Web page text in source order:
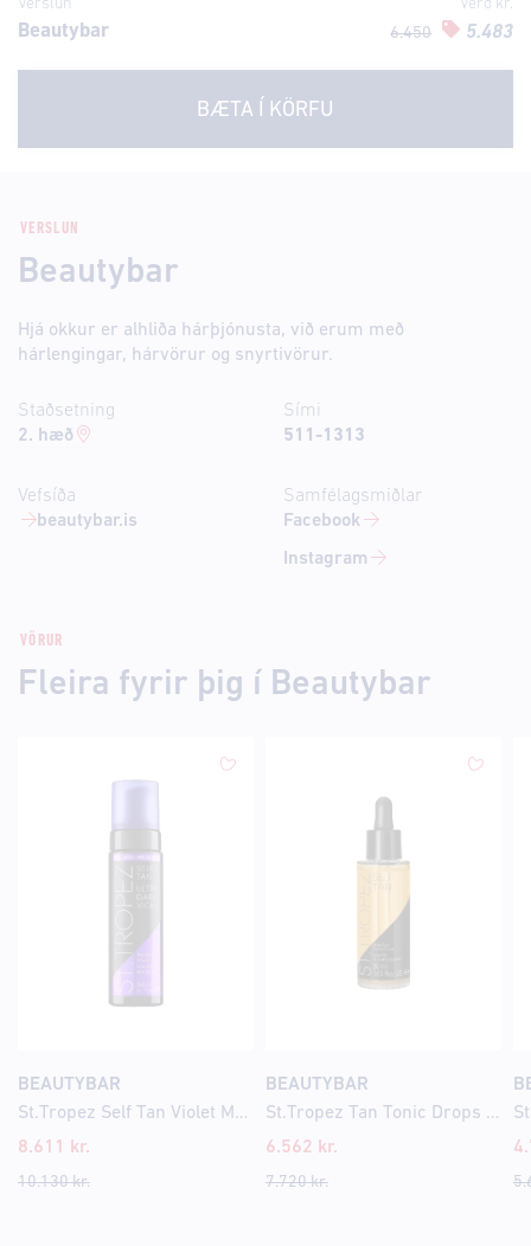
Verslun Verð kr.
Beautybar 6.450 5.483
BÆTA Í KÖRFU
VERSLUN
Beautybar
Hjá okkur er alhliða hárþjónusta, við erum með
hárlengingar, hárvörur og snyrtivörur.
Staðsetning
2. hæð
Vefsíða
beautybar.is
Sími
511-1313
Samfélagsmiðlar
Facebook
Instagram
VÖRUR
Fleira fyrir þig í Beautybar
BEAUTYBAR
St.Tropez Self Tan Violet Mousse 200ml
8.611
kr.
10.130kr.
BEAUTYBAR
St.Tropez Tan Tonic Drops 30ml
6.562 kr.
7.720kr.